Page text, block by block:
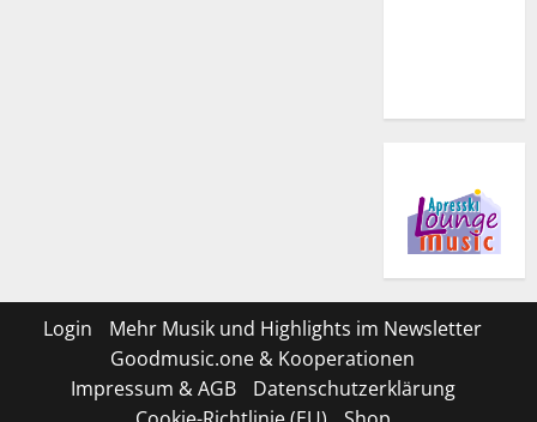
Login
Mehr Musik und Highlights im Newsletter
Goodmusic.one & Kooperationen
Impressum & AGB
Datenschutzerklärung